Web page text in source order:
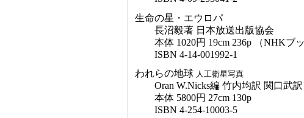
生命の星・エウロパ
長沼毅著 日本放送出版協会
本体 1020円 19cm 236p （NHKブッ
ISBN 4-14-001992-1
われらの地球 人工衛星写真
Oran W.Nicks編 竹内均訳 関口武
本体 5800円 27cm 130p
ISBN 4-254-10003-5